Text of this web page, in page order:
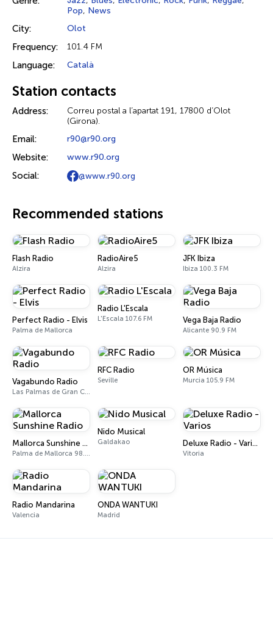
Pop, News
City: Olot
Frequency: 101.4 FM
Language: Català
Station contacts
Address:
Correu postal a l’apartat 191, 17800 d’Olot
(Girona).
Email: r90@r90.org
Website: www.r90.org
Social: @www.r90.org
Recommended stations
Flash Radio
Alzira
RadioAire5
Alzira
JFK Ibiza
Ibiza 100.3 FM
Perfect Radio - Elvis
Palma de Mallorca
Radio L'Escala
L'Escala 107.6 FM Vega Baja Radio
Alicante 90.9 FM
Vagabundo Radio
Las Palmas de Gran Canaria
RFC Radio
Seville
OR Música
Murcia 105.9 FM
Mallorca Sunshine Radio
Palma de Mallorca 98.8 FM
Nido Musical
Galdakao Deluxe Radio - Varios
Vitoria
Radio Mandarina
Valencia
ONDA WANTUKI
Madrid